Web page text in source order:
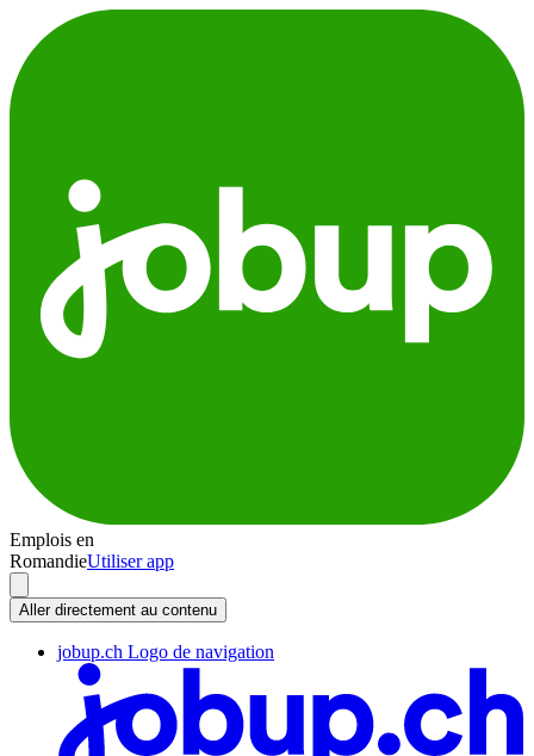
Emplois en
RomandieUtiliser app
Aller directement au contenu
jobup.ch Logo de navigation